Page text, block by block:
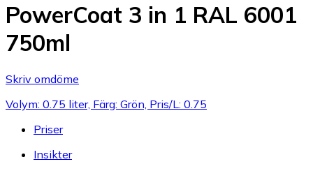
PowerCoat 3 in 1 RAL 6001
750ml
Skriv omdöme
Volym: 0.75 liter, Färg: Grön, Pris/L: 0.75
Priser
Insikter